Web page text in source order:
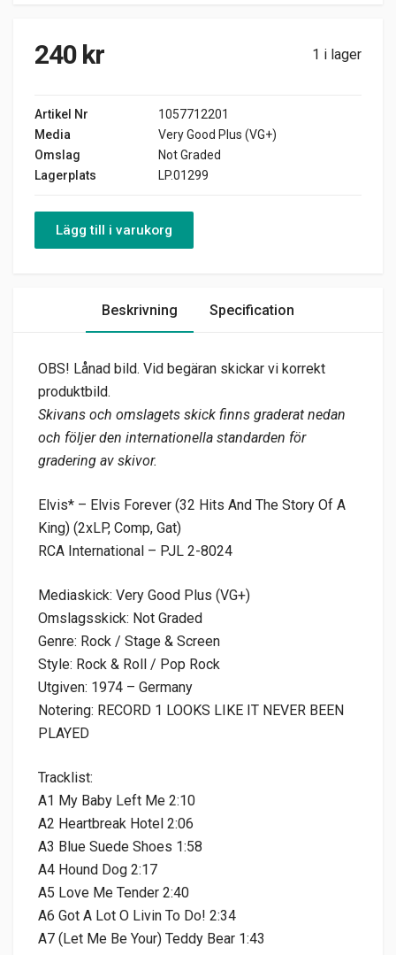
240 kr 1 i lager
Artikel Nr
1057712201
Media
Very Good Plus (VG+)
Omslag
Not Graded
Lagerplats
LP.01299
Lägg till i varukorg
Beskrivning Specification
OBS! Lånad bild. Vid begäran skickar vi korrekt
produktbild.
Skivans och omslagets skick finns graderat nedan
och följer den internationella standarden för
gradering av skivor.
Elvis* – Elvis Forever (32 Hits And The Story Of A
King) (2xLP, Comp, Gat)
RCA International – PJL 2-8024
Mediaskick: Very Good Plus (VG+)
Omslagsskick: Not Graded
Genre: Rock / Stage & Screen
Style: Rock & Roll / Pop Rock
Utgiven: 1974 – Germany
Notering: RECORD 1 LOOKS LIKE IT NEVER BEEN
PLAYED
Tracklist:
A1 My Baby Left Me 2:10
A2 Heartbreak Hotel 2:06
A3 Blue Suede Shoes 1:58
A4 Hound Dog 2:17
A5 Love Me Tender 2:40
A6 Got A Lot O Livin To Do! 2:34
A7 (Let Me Be Your) Teddy Bear 1:43